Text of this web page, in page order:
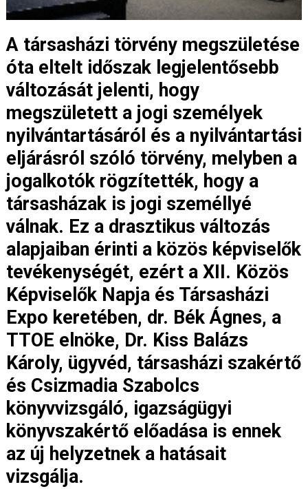
A társasházi törvény megszületése
óta eltelt időszak legjelentősebb
változását jelenti, hogy
megszületett a jogi személyek
nyilvántartásáról és a nyilvántartási
eljárásról szóló törvény, melyben a
jogalkotók rögzítették, hogy a
társasházak is jogi személlyé
válnak. Ez a drasztikus változás
alapjaiban érinti a közös képviselők
tevékenységét, ezért a XII. Közös
Képviselők Napja és Társasházi
Expo keretében, dr. Bék Ágnes, a
TTOE elnöke, Dr. Kiss Balázs
Károly, ügyvéd, társasházi szakértő
és Csizmadia Szabolcs
könyvvizsgáló, igazságügyi
könyvszakértő előadása is ennek
az új helyzetnek a hatásait
vizsgálja.